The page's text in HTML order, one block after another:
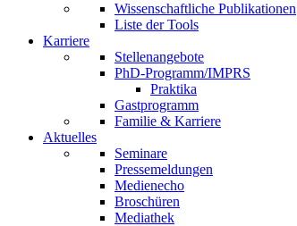
Wissenschaftliche Publikationen
Liste der Tools
Karriere
Stellenangebote
PhD-Programm/IMPRS
Praktika
Gastprogramm
Familie & Karriere
Aktuelles
Seminare
Pressemeldungen
Medienecho
Broschüren
Mediathek